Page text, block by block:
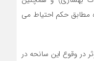
مطابق حکم احتیاط می
در وقوع این سانحه در